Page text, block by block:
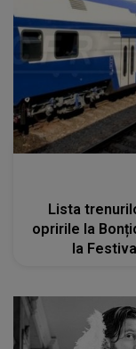
Lista
opririle la
la